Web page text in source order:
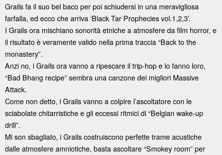
Grails fa il suo bel baco per poi schiudersi in una meravigliosa
farfalla, ed ecco che arriva ‘Black Tar Prophecies vol.1,2,3’.
I Grails ora mischiano sonorità etniche a atmosfere da film horror, e
il risultato è veramente valido nella prima traccia “Back to the
monastery”.
Anzi no, i Grails ora vanno a ripescare il trip-hop e lo fanno loro,
“Bad Bhang recipe” sembra una canzone dei migliori Massive
Attack.
Come non detto, i Grails vanno a colpire l’ascoltatore con le
sciabolate chitarristiche e gli eccessi ritmici di “Belgian wake-up
drill”.
Mi son sbagliato, i Grails costruiscono perfette trame acustiche
dalle atmosfere amniotiche, basta ascoltare “Smokey room” per